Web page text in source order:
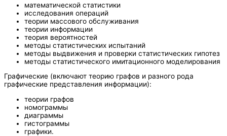
математической статистики
исследования операций
теории массового обслуживания
теории информации
теория вероятностей
методы статистических испытаний
методы выдвижения и проверки статистических гипотез
методы статистического имитационного моделирования
Графические (включают теорию графов и разного рода
графические представления информации):
теории графов
номограммы
диаграммы
гистограммы
графики.